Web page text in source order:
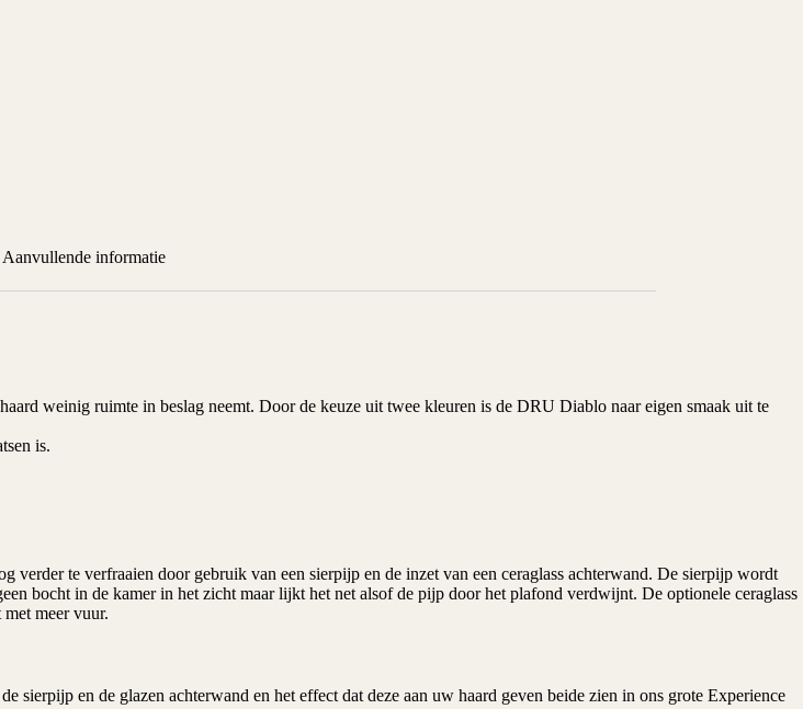
Aanvullende informatie
weinig ruimte in beslag neemt. Door de keuze uit twee kleuren is de DRU Diablo naar eigen smaak uit te
is.
verder te verfraaien door gebruik van een sierpijp en de inzet van een ceraglass achterwand. De sierpijp wordt
bocht in de kamer in het zicht maar lijkt het net alsof de pijp door het plafond verdwijnt. De optionele ceraglass
meer vuur.
sierpijp en de glazen achterwand en het effect dat deze aan uw haard geven beide zien in ons grote Experience